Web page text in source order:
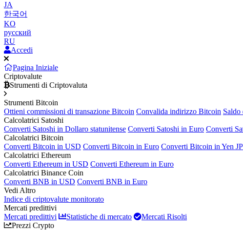
JA
한국어
KO
русский
RU
Accedi
Pagina Iniziale
Criptovalute
Strumenti di Criptovaluta
Strumenti Bitcoin
Ottieni commissioni di transazione Bitcoin Convalida indirizzo Bitcoin
Calcolatrici Satoshi
Converti Satoshi in Dollaro statunitense Converti Satoshi in Euro Converti
Calcolatrici Bitcoin
Converti Bitcoin in USD Converti Bitcoin in Euro Converti Bitcoin in Yen
Calcolatrici Ethereum
Converti Ethereum in USD Converti Ethereum in Euro
Calcolatrici Binance Coin
Converti BNB in USD Converti BNB in Euro
Vedi Altro
Indice di criptovalute monitorato
Mercati predittivi
Mercati predittivi
Statistiche di mercato
Mercati Risolti
Prezzi Crypto